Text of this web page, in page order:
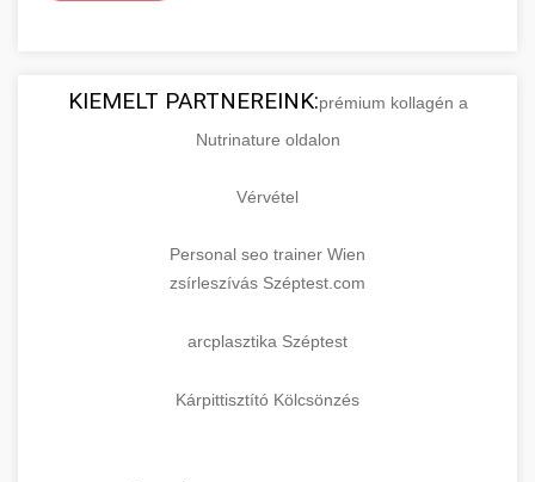
KIEMELT PARTNEREINK:prémium kollagén a
Nutrinature oldalon
Vérvétel
Personal seo trainer Wien
zsírleszívás Széptest.com
arcplasztika Széptest
Kárpittisztító Kölcsönzés